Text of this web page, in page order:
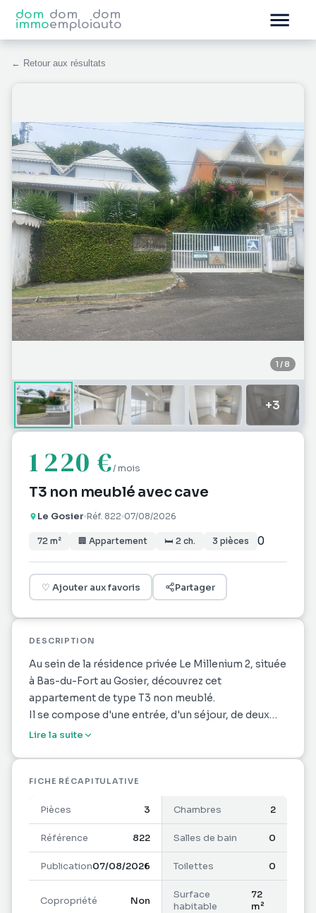
dom
immo
dom
emploi
dom
auto
← Retour aux résultats
1 / 8
+3
1 220 €/ mois
T3 non meublé avec cave
Le Gosier Réf. 822 07/08/2026
72 m² 🏢 Appartement 🛏 2 ch. 3 pièces 0
♡ Ajouter aux favoris Partager
DESCRIPTION
Au sein de la résidence privée Le Millenium 2, située
à Bas-du-Fort au Gosier, découvrez cet
appartement de type T3 non meublé.
Il se compose d'une entrée, d'un séjour, de deux
chambres climatisées, d'une salle de bains, d'une
parking privative et d'une cave.
Idéalement situé, il bénéficie de la proximité
immédiate des commerces, d'un supermarché,
d'une pharmacie, d'un cabinet médical ainsi que des
principaux axes de circulation.
Eau et électricité à la charge du locataire.
Visites possibles à partir du mois d'août.
Lire la suite
FICHE RÉCAPITULATIVE
Pièces 3 Chambres 2
Référence 822 Salles de bain 0
Publication07/08/2026 Toilettes 0
Copropriété Non
Surface
habitable
72
m²